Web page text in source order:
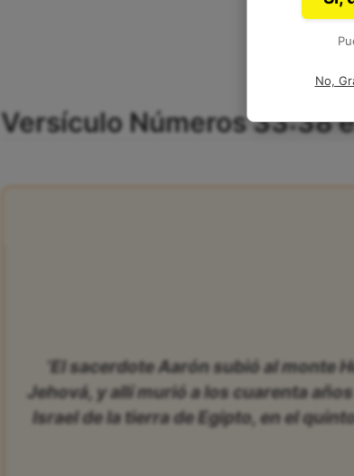
Versículo Números 33:38
‘El sacerdote Aarón subió al monte
Jehová, y allí murió a los cuarenta
Israel de la tierra de Egipto, en el
No,